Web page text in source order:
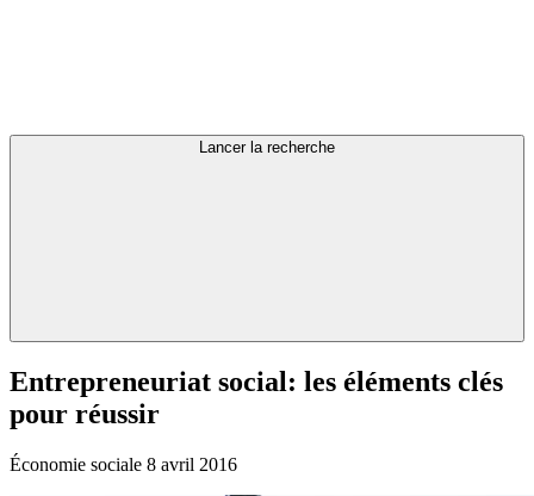
Lancer la recherche
Entrepreneuriat social: les éléments clés
pour réussir
Économie sociale 8 avril 2016